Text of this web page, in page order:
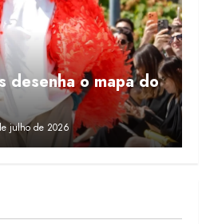
de 2026
Rosa lança franquia com
consignado
de 2026
UE prevê transição longa
desenha o mapa do
julho de 2026